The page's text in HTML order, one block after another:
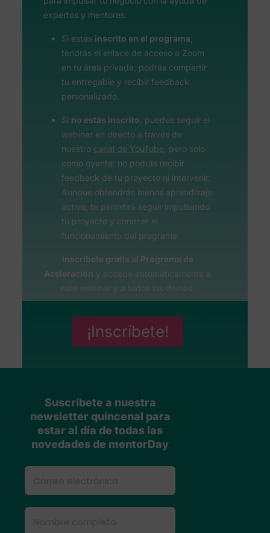
expertos y mentores.
Si estás inscrito en el programa
tendrás el enlace de acceso a Zoom
en tu área privada, podrás compartir
tu entregable y recibir feedback
personalizado.
Si no estás inscrito , puedes seguir el
webinar en directo a través de
nuestro canal de YouTube , pero solo
como oyente: no podrás recibir
feedback de tu proyecto ni intervenir.
Aunque obtendrás menos aprendizaje
activo, te permitirá seguir impulsando
tu proyecto y conocer el
funcionamiento del programa.
Inscríbete gratis al Programa de
Aceleración y accede automáticamente a
este webinar y a todos los demás.
¡Inscríbete!
Suscríbete a nuestra
newsletter quincenal para
estar al día de todas las
novedades de mentorDay